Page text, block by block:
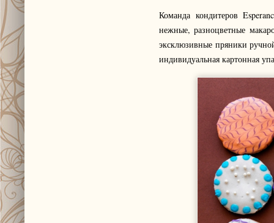
Команда кондитеров
нежные, разноцветные
эксклюзивные пряники
индивидуальная картонная